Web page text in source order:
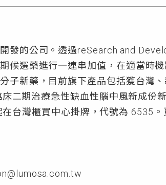
發的公司。透過reSearch and
候選藥進行一連串加值，在適當時
子新藥，目前旗下產品包括獲台灣
二期治療急性缺血性腦中風新成份
台灣櫃買中心掛牌，代號為 6535。